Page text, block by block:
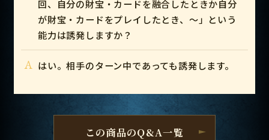
回、自分の財宝・カードを融合したときか自分
が財宝・カードをプレイしたとき、～」という
能力は誘発しますか？
A はい。相手のターン中であっても誘発します。
この商品のQ&A一覧